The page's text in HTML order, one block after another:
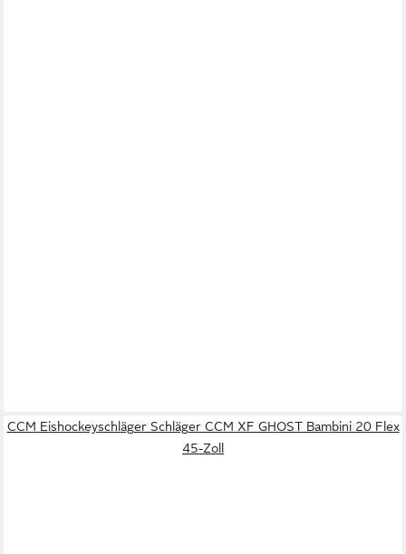
CCM Eishockeyschläger Schläger CCM XF GHOST Bambini 20 Flex
45-Zoll